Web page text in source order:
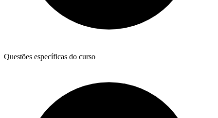
Questões específicas do curso